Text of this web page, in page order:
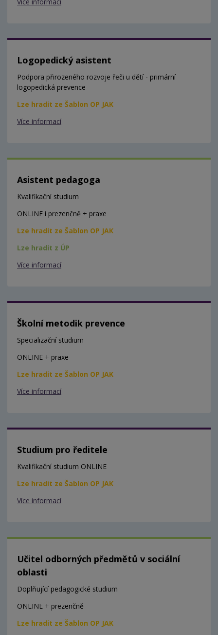
Logopedický asistent
Podpora přirozeného rozvoje řeči u dětí - primární
logopedická prevence
Lze hradit ze Šablon OP JAK
Více informací
Asistent pedagoga
Kvalifikační studium
ONLINE i prezenčně + praxe
Lze hradit ze Šablon OP JAK
Lze hradit z ÚP
Více informací
Školní metodik prevence
Specializační studium
ONLINE + praxe
Lze hradit ze Šablon OP JAK
Více informací
Studium pro ředitele
Kvalifikační studium ONLINE
Lze hradit ze Šablon OP JAK
Více informací
Učitel odborných předmětů v sociální
oblasti
Doplňující pedagogické studium
ONLINE + prezenčně
Lze hradit ze Šablon OP JAK